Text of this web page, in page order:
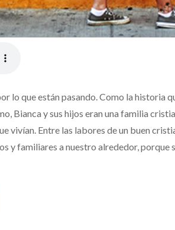
lo que están pasando. Como la historia
Bianca y sus hijos eran una familia
vivían. Entre las labores de un buen
y familiares a nuestro alrededor, porque